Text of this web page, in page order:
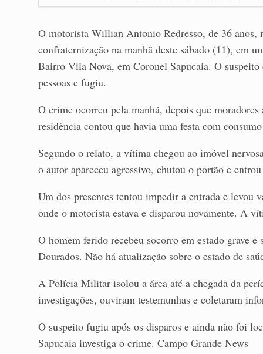
O motorista Willian Antonio Redresso, de 36 anos,
confraternização na manhã deste sábado (11), em
Bairro Vila Nova, em Coronel Sapucaia. O
pessoas e fugiu.
O crime ocorreu pela manhã, depois que
residência contou que havia uma festa com
Segundo o relato, a vítima chegou ao imóvel
o autor apareceu agressivo, chutou o portão e
Um dos presentes tentou impedir a entrada e levou
onde o motorista estava e disparou novamente. A
O homem ferido recebeu socorro em estado grave
Dourados. Não há atualização sobre o estado de
A Polícia Militar isolou a área até a chegada da
investigações, ouviram testemunhas e coletaram
O suspeito fugiu após os disparos e ainda não foi
Sapucaia investiga o crime. Campo Grande News